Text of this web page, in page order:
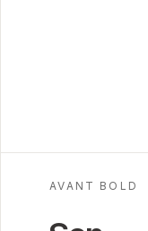
AVANT BOLD